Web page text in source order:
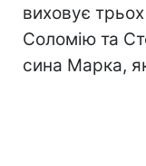
виховує
Соломію та
сина Марка,